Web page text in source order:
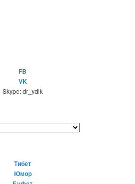
FB
VK
Skype: dr_ydik
Тибет
Юмор